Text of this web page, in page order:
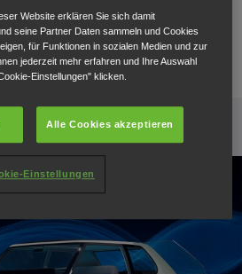
Website erklären Sie sich damit
seine Partner Daten sammeln und Cookies
für Funktionen in sozialen Medien und zur
jederzeit mehr erfahren und Ihre Auswahl
Einstellungen" klicken.
Alle Cookies akzeptieren
Einstellungen